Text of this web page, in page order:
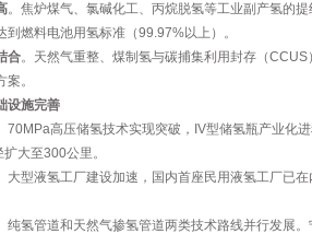
。焦炉煤气、氯碱化工、丙烷脱氢等工业副产氢的
燃料电池用氢标准（99.97%以上）。
合。天然气重整、煤制氢与碳捕集利用封存（
。
设施完善
70MPa高压储氢技术实现突破，IV型储氢瓶产业化
大至300公里。
大型液氢工厂建设加速，国内首座民用液氢工厂已
纯氢管道和天然气掺氢管道两类技术路线并行发展